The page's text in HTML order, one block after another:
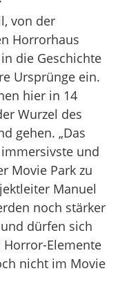
von der
Horrorhaus
die Geschichte
Ursprünge ein.
hier in 14
Wurzel des
gehen. „Das
immersivste und
Movie Park zu
Manuel
noch stärker
dürfen sich
Elemente
nicht im Movie